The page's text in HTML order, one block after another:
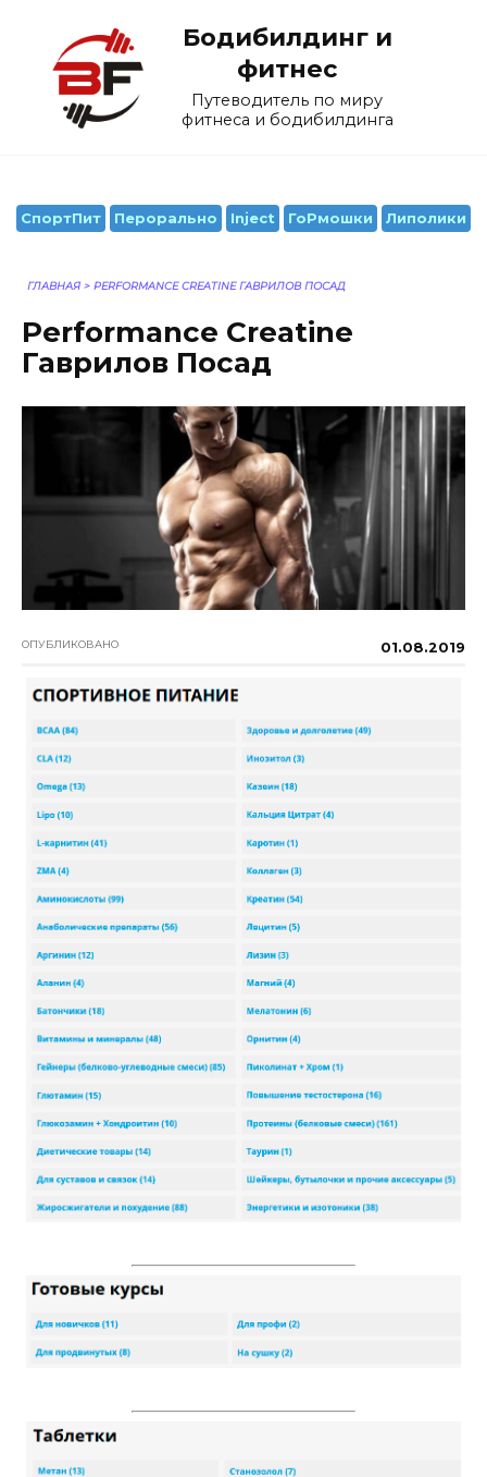
содержанию
Бодибилдинг и
фитнес
Путеводитель по миру
фитнеса и бодибилдинга
СпортПит Перорально Inject ГоРмошки Липолики
ГЛАВНАЯ > PERFORMANCE CREATINE ГАВРИЛОВ ПОСАД
Performance Creatine
Гаврилов Посад
ОПУБЛИКОВАНО 01.08.2019